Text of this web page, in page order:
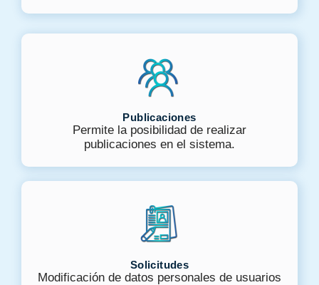
Publicaciones
Permite la posibilidad de realizar
publicaciones en el sistema.
Solicitudes
Modificación de datos personales de usuarios